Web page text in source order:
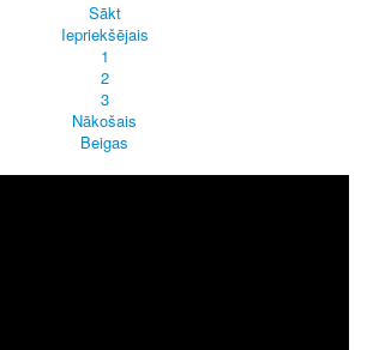
Sākt
Iepriekšējais
1
2
3
Nākošais
Beigas